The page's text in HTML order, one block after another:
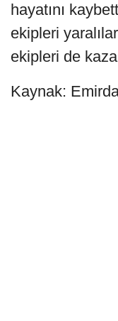
hayatını
ekipleri
ekipleri de
Kaynak: